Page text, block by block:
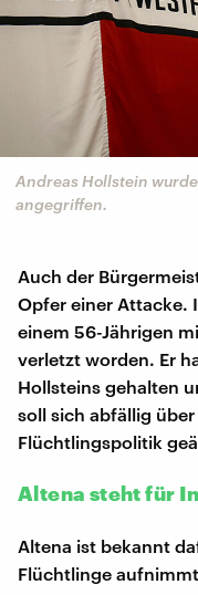
Andreas Hollstein
angegriffen.
Auch der
Opfer einer Attacke.
einem 56-Jährigen
verletzt worden. Er
Hollsteins gehalten
soll sich abfällig
Flüchtlingspolitik
Altena steht für
Altena ist bekannt
Flüchtlinge